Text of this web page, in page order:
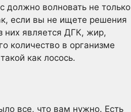
должно волновать не только
если вы не ищете решения
них является ДГК, жир,
количество в организме
как лосось.
все, что вам нужно. Есть